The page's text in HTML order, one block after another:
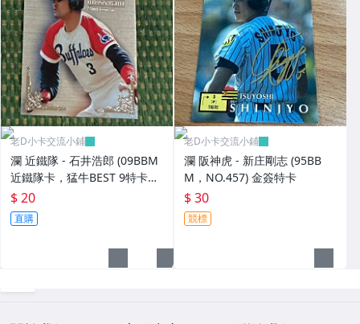
老D小卡交流小鋪
瀾 近鐵隊 - 石井浩郎 (09BBM
近鐵隊卡，猛牛BEST 9特卡，
NO.B3) 狼主
$ 20
直購
老D小卡交流小鋪
瀾 阪神虎 - 新庄剛志 (95BB
M，NO.457) 金簽特卡
$ 30
競標